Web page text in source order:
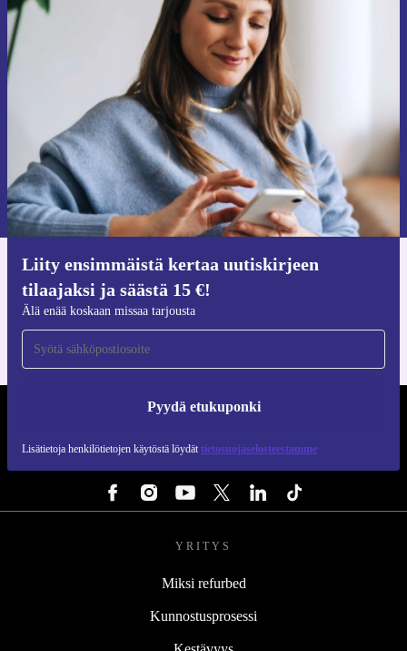
Liity ensimmäistä kertaa uutiskirjeen
tilaajaksi ja säästä 15 €!
Älä enää koskaan missaa tarjousta
Pyydä etukuponki
Lisätietoja henkilötietojen käytöstä löydät tietosuojaselosteestamme
Liity ensimmäistä kertaa uutiskirjeen
tilaajaksi ja säästä 15 €!
Älä missaa enää yhtäkään tarjousta.
Pyydä etukuponki
Lisätietoja henkilötietojen käytöstä löydättietosuojaselosteestamme.
Hanki refurbed-sovellus
iOS:lle ja Androidille
YRITYS
Miksi refurbed
Kunnostusprosessi